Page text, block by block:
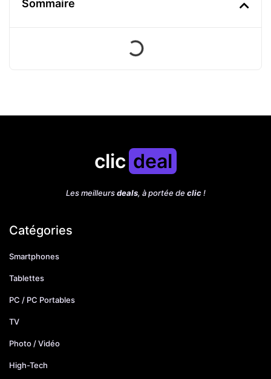
Sommaire
clic deal
Les meilleursdeals, à portée de clic!
Catégories
Smartphones
Tablettes
PC / PC Portables
TV
Photo / Vidéo
High-Tech